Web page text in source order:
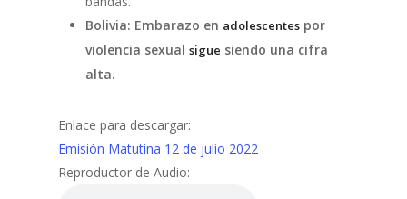
Bolivia: Embarazo en adolescentes por
violencia sexual sigue siendo una cifra
alta.
Enlace para descargar:
Emisión Matutina 12 de julio 2022
Reproductor de Audio: